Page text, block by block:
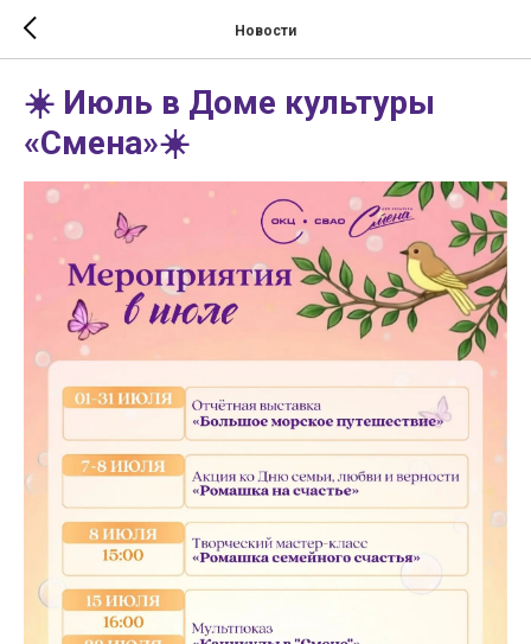
Новости
☀️ Июль в Доме культуры
«Смена»☀️